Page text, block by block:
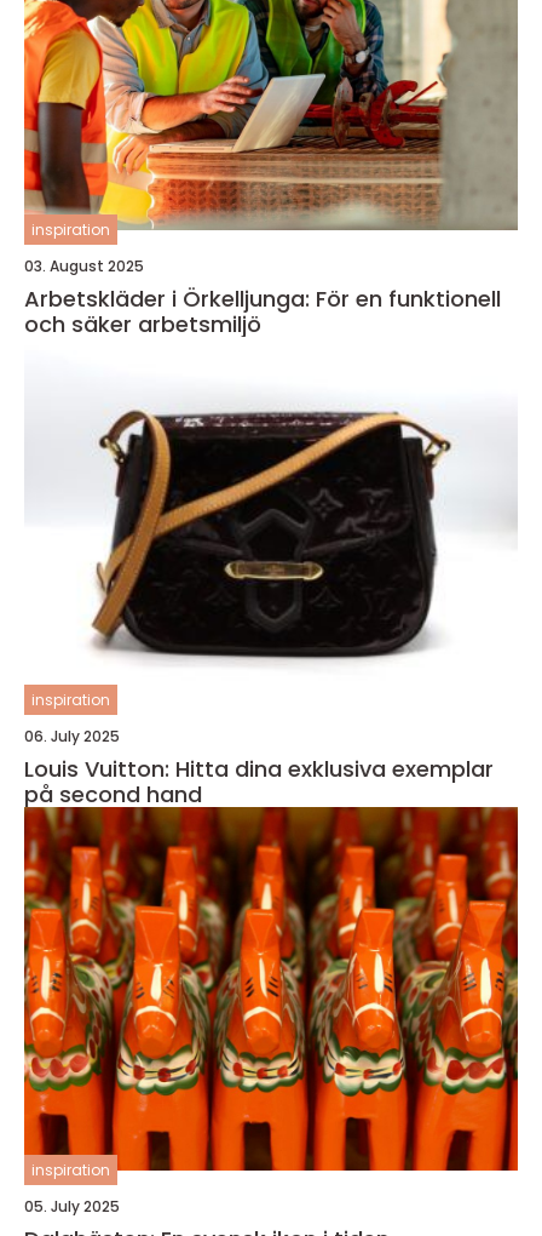
inspiration
03. August 2025
Arbetskläder i Örkelljunga: För en funktionell
och säker arbetsmiljö
inspiration
06. July 2025
Louis Vuitton: Hitta dina exklusiva exemplar
på second hand
inspiration
05. July 2025